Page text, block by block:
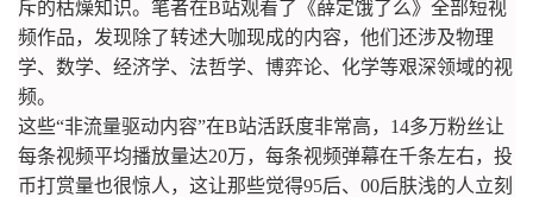
斥的枯燥知识。笔者在B站观看了《薛定饿了么》全部短视
频作品，发现除了转述大咖现成的内容，他们还涉及物理
学、数学、经济学、法哲学、博弈论、化学等艰深领域的视
频。
这些“非流量驱动内容”在B站活跃度非常高，14多万粉丝让
每条视频平均播放量达20万，每条视频弹幕在千条左右，投
币打赏量也很惊人，这让那些觉得95后、00后肤浅的人立刻